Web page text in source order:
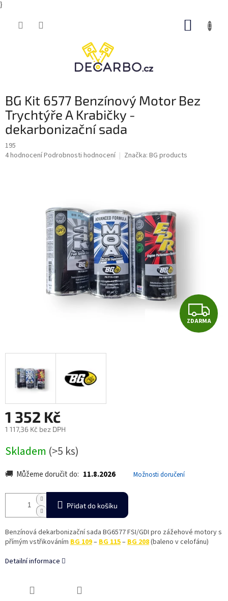
}
BG Kit 6577 Benzínový Motor Bez
Trychtýře A Krabičky -
dekarbonizační sada
195
Průměrné
4 hodnoceníPodrobnosti hodnocení Značka: BG products
Z
D
ZDARMA
1 352 Kč
1 117,36 Kč bez DPH
cena:
Skladem (>5 ks)
Můžeme doručit do: 11.8.2026 Možnosti doručení
Přidat do košíku
Benzínová dekarbonizační sada BG6577 FSI/GDI pro zážehové motory s
přímým vstřikováním BG 109–BG 115–BG 208(baleno v celofánu)
Detailní informace